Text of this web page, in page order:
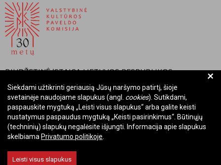
BIUDŽETINĖ ĮSTAIGA LIETUVOS RESPUBLIKOS
VALSTYBINĖ KULTŪROS PAVELDO KOMISIJA
Įmonės kodas: Juridinių asmenų registre 288700520
Adresas: Rūdninkų g. 13, 01135 Vilnius
Telefonas: +370 699 13972
El. paštas: komisija@vkpk.lt
+
Siekdami užtikrinti geriausią Jūsų naršymo patirtį, šioje
svetainėje naudojame slapukus (angl. cookies). Sutikdami,
paspauskite mygtuką „Leisti visus slapukus“ arba galite keisti
nustatymus paspaudus mygtuką „Keisti pasirinkimus“. Būtinųjų
(techninių) slapukų negalėsite išjungti. Informacija apie slapukus
skelbiama Privatumo politikoje
Leisti visus slapukus